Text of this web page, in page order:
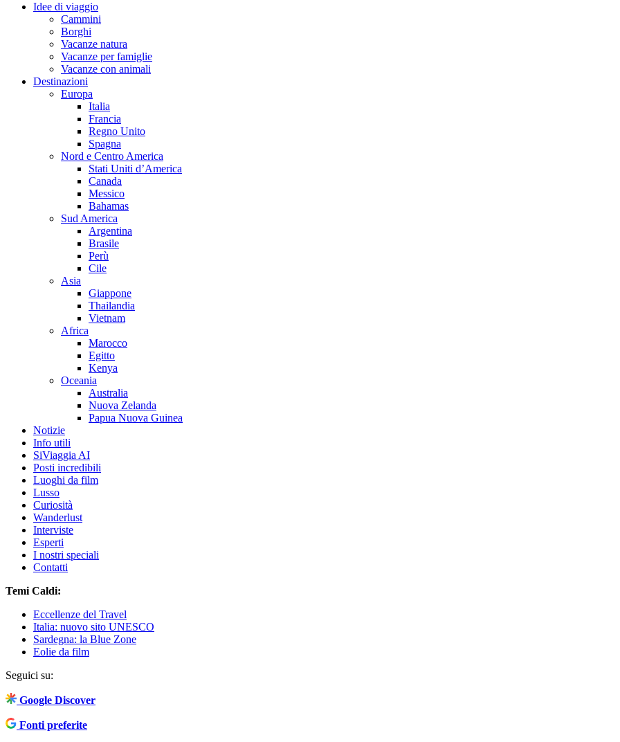
Idee di viaggio
Cammini
Borghi
Vacanze natura
Vacanze per famiglie
Vacanze con animali
Destinazioni
Europa
Italia
Francia
Regno Unito
Spagna
Nord e Centro America
Stati Uniti d’America
Canada
Messico
Bahamas
Sud America
Argentina
Brasile
Perù
Cile
Asia
Giappone
Thailandia
Vietnam
Africa
Marocco
Egitto
Kenya
Oceania
Australia
Nuova Zelanda
Papua Nuova Guinea
Notizie
Info utili
SiViaggia AI
Posti incredibili
Luoghi da film
Lusso
Curiosità
Wanderlust
Interviste
Esperti
I nostri speciali
Contatti
Temi Caldi:
Eccellenze del Travel
Italia: nuovo sito UNESCO
Sardegna: la Blue Zone
Eolie da film
Seguici su:
Google Discover
Fonti preferite